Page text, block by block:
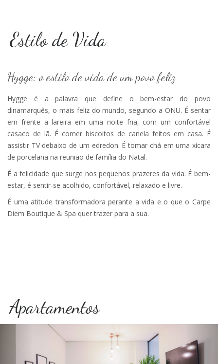
Estilo de Vida
Hygge: o estilo de vida de um povo feliz
Hygge é a palavra que define o bem-estar do povo
dinamarquês, o mais feliz do mundo, segundo a ONU. É sentar
em frente a lareira em uma noite fria, com um confortável
casaco de lã. É comer biscoitos de canela feitos em casa. É
assistir TV debaixo de um edredon. É tomar chá em uma xícara
de porcelana na reunião de família do Natal.
É a felicidade que surge nos pequenos prazeres da vida. É bem-
estar, é sentir-se acolhido, confortável, relaxado e livre.
É uma atitude transformadora perante a vida e o que o Carpe
Diem Boutique & Spa quer trazer para a sua.
Apartamentos